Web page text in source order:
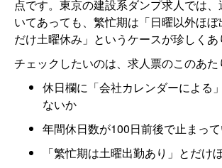
点です。東京の建設系ダンプ求人では
いてあっても、繁忙期は「日曜以外ほ
だけ土曜休み」というケースが珍しくあ
チェックしたいのは、求人票のこのあた
休日欄に「会社カレンダーによる
ないか
年間休日数が100日前後で止まっ
「繁忙期は土曜出勤あり」とだけ